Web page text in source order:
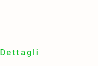
Dettagli